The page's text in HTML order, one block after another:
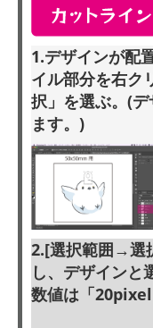
1.デザインが配
イル部分を右ク
択」を選ぶ。(
ます。)
2.[選択範囲→選
し、デザインと
数値は「20pixel